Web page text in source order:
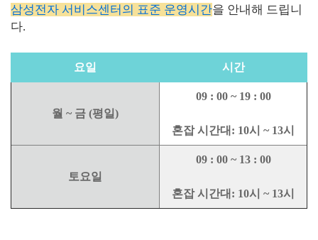
삼성전자 서비스센터의 표준 운영시간을 안내해 드립니
다.
요일 시간
월 ~ 금 (평일)
09 : 00 ~ 19 : 00
혼잡 시간대: 10시 ~ 13시
토요일
09 : 00 ~ 13 : 00
혼잡 시간대: 10시 ~ 13시